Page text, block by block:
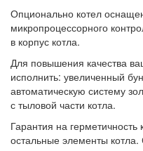
Опционально котел
микропроцессорного
в корпус котла.
Для повышения качества
исполнить: увеличенный
автоматическую систему
с тыловой части котла.
Гарантия на герметичность
остальные элементы